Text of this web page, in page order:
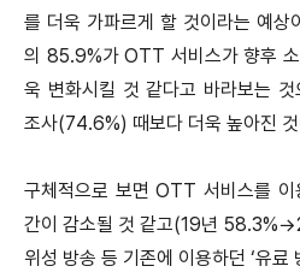
를 더욱 가파르게 할 것이라는 예상
의 85.9%가 OTT 서비스가 향후
욱 변화시킬 것 같다고 바라보는
조사(74.6%) 때보다 더욱 높아진
구체적으로 보면 OTT 서비스를 이
간이 감소될 것 같고(19년
위성 방송 등 기존에 이용하던 ‘유료